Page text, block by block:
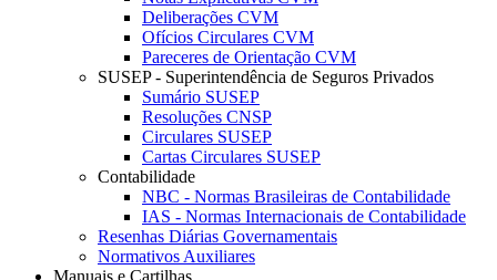
Deliberações CVM
Ofícios Circulares CVM
Pareceres de Orientação CVM
SUSEP - Superintendência de Seguros Privados
Sumário SUSEP
Resoluções CNSP
Circulares SUSEP
Cartas Circulares SUSEP
Contabilidade
NBC - Normas Brasileiras de Contabilidade
IAS - Normas Internacionais de Contabilidade
Resenhas Diárias Governamentais
Normativos Auxiliares